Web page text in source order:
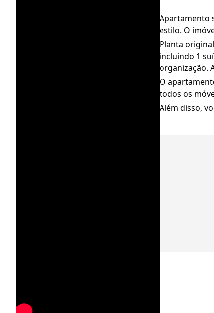
Apartamento
estilo. O
Planta
incluindo 1
organização.
O
todos os
Além disso,